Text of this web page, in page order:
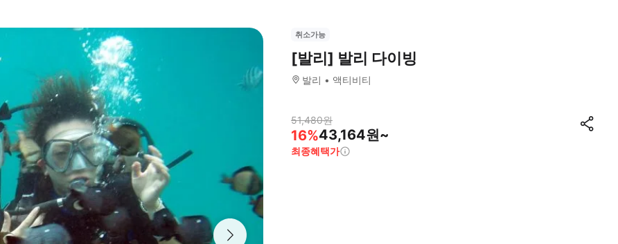
취소가능
[발리] 발리 다이빙
발리 액티비티
51,480원
16%43,164원~
최종혜택가